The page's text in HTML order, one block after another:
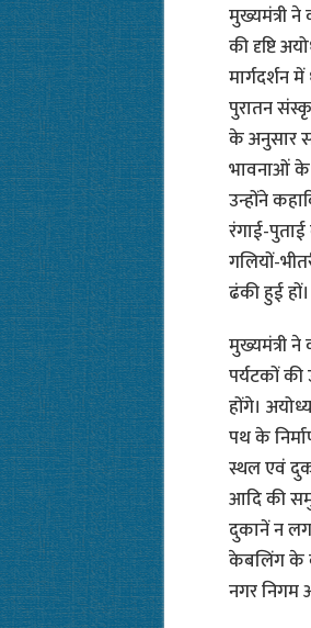
मुख्यमंत्री ने
की दृष्टि
मार्गदर्शन
पुरातन
के अनुसार
भावनाओं के
उन्होंने
रंगाई-
गलियों-
ढंकी हुई हों।
मुख्यमंत्री
पर्यटकों
होंगे।
पथ के
स्थल एवं
आदि की
दुकानें न
केबलिंग के
नगर निगम